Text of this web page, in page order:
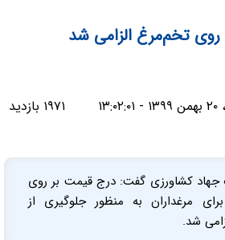
تخم‌مرغ الزامی شد
۱۹۷۱ بازدید
جهاد کشاورزی گفت: درج قیمت بر روی
مرغداران به منظور جلوگیری از
شد.